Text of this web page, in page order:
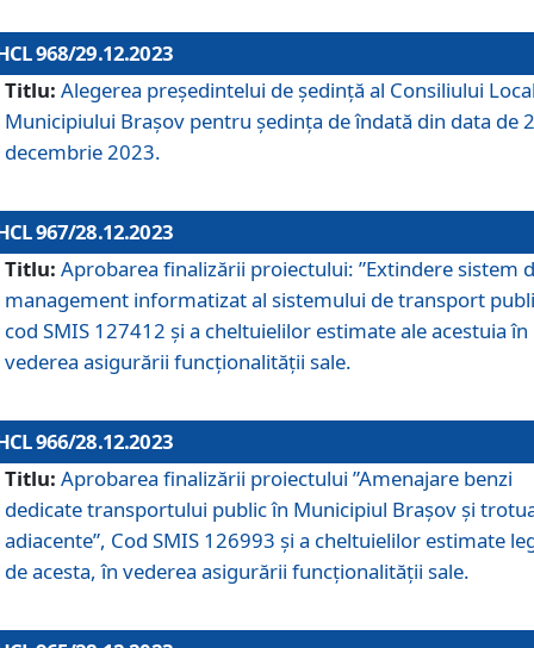
968/29.12.2023
Titlu: Alegerea preşedintelui de şedinţă al Consiliului
Municipiului Braşov pentru ședința de îndată din data de
decembrie 2023.
967/28.12.2023
Titlu: Aprobarea finalizării proiectului: ”Extindere sistem
management informatizat al sistemului de transport
cod SMIS 127412 și a cheltuielilor estimate ale acestuia în
vederea asigurării funcționalității sale.
966/28.12.2023
Titlu: Aprobarea finalizării proiectului ”Amenajare benzi
dedicate transportului public în Municipiul Brașov şi
adiacente”, Cod SMIS 126993 și a cheltuielilor estimate
de acesta, în vederea asigurării funcționalității sale.